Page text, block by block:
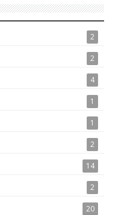
2
2
4
1
1
2
14
2
20